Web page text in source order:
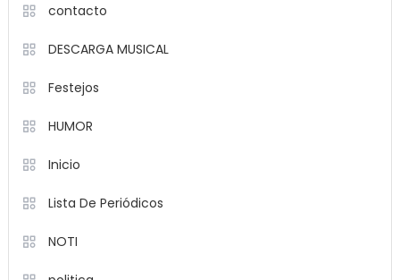
contacto
DESCARGA MUSICAL
Festejos
HUMOR
Inicio
Lista De Periódicos
NOTI